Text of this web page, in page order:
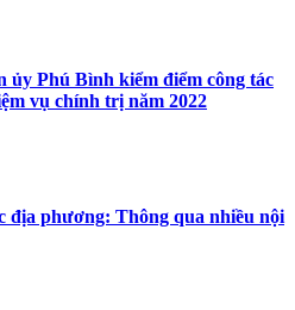
ủy Phú Bình kiểm điểm công tác
vụ chính trị năm 2022
địa phương: Thông qua nhiều nội